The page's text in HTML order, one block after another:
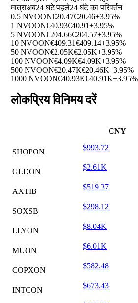
मात्राअब24 घंटे पहले24 घंटे का परिवर्तन
0.5 NVOON€20.47€20.46+3.95%
1 NVOON€40.93€40.91+3.95%
5 NVOON€204.66€204.57+3.95%
10 NVOON€409.31€409.14+3.95%
50 NVOON€2.05K€2.05K+3.95%
100 NVOON€4.09K€4.09K+3.95%
500 NVOON€20.47K€20.46K+3.95%
1000 NVOON€40.93K€40.91K+3.95%
लोकप्रिय विनिमय दरें
CNY
SHOPON
$993.72
GLDON
$2.61K
AXTIB
$519.37
SOXSB
$298.12
LLYON
$8.04K
MUON
$6.01K
COPXON
$582.48
INTCON
$673.43